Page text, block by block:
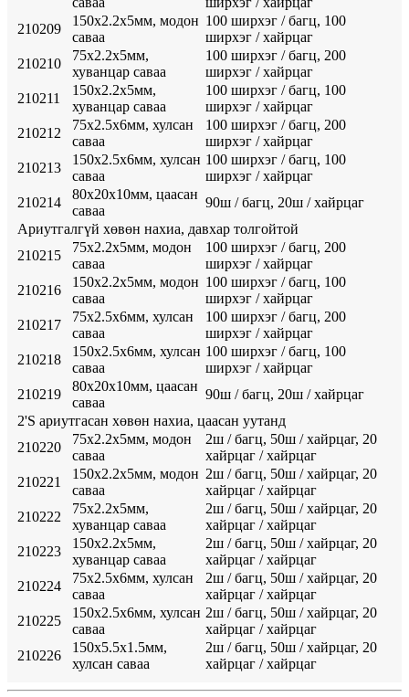
210209
150х2.2х5мм, модон
саваа
100 ширхэг / багц, 100
ширхэг / хайрцаг
210210
75х2.2х5мм,
хуванцар саваа
100 ширхэг / багц, 200
ширхэг / хайрцаг
210211
150х2.2х5мм,
хуванцар саваа
100 ширхэг / багц, 100
ширхэг / хайрцаг
210212
75х2.5х6мм, хулсан
саваа
100 ширхэг / багц, 200
ширхэг / хайрцаг
210213
150х2.5х6мм, хулсан
саваа
100 ширхэг / багц, 100
ширхэг / хайрцаг
210214
80х20х10мм, цаасан
саваа
90ш / багц, 20ш / хайрцаг
Ариутгалгүй хөвөн нахиа, давхар толгойтой
210215
75х2.2х5мм, модон
саваа
100 ширхэг / багц, 200
ширхэг / хайрцаг
210216
150х2.2х5мм, модон
саваа
100 ширхэг / багц, 100
ширхэг / хайрцаг
210217
75х2.5х6мм, хулсан
саваа
100 ширхэг / багц, 200
ширхэг / хайрцаг
210218
150х2.5х6мм, хулсан
саваа
100 ширхэг / багц, 100
ширхэг / хайрцаг
210219
80х20х10мм, цаасан
саваа
90ш / багц, 20ш / хайрцаг
2'S ариутгасан хөвөн нахиа, цаасан уутанд
210220
75х2.2х5мм, модон
саваа
2ш / багц, 50ш / хайрцаг, 20
хайрцаг / хайрцаг
210221
150х2.2х5мм, модон
саваа
2ш / багц, 50ш / хайрцаг, 20
хайрцаг / хайрцаг
210222
75х2.2х5мм,
хуванцар саваа
2ш / багц, 50ш / хайрцаг, 20
хайрцаг / хайрцаг
210223
150х2.2х5мм,
хуванцар саваа
2ш / багц, 50ш / хайрцаг, 20
хайрцаг / хайрцаг
210224
75х2.5х6мм, хулсан
саваа
2ш / багц, 50ш / хайрцаг, 20
хайрцаг / хайрцаг
210225
150х2.5х6мм, хулсан
саваа
2ш / багц, 50ш / хайрцаг, 20
хайрцаг / хайрцаг
210226
150х5.5х1.5мм,
хулсан саваа
2ш / багц, 50ш / хайрцаг, 20
хайрцаг / хайрцаг